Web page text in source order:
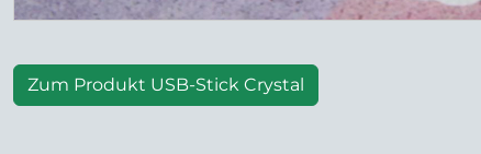
Zum Produkt USB-Stick Crystal